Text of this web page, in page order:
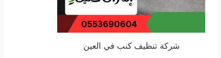
شركة تنظيف كنب في العين